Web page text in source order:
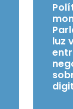
luz